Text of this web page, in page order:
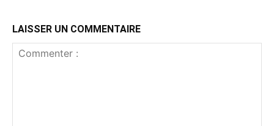
LAISSER UN COMMENTAIRE